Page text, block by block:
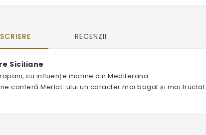
RECENZII
Siciliane
cu influențe marine din Mediterana
conferă Merlot-ului un caracter mai bogat și mai